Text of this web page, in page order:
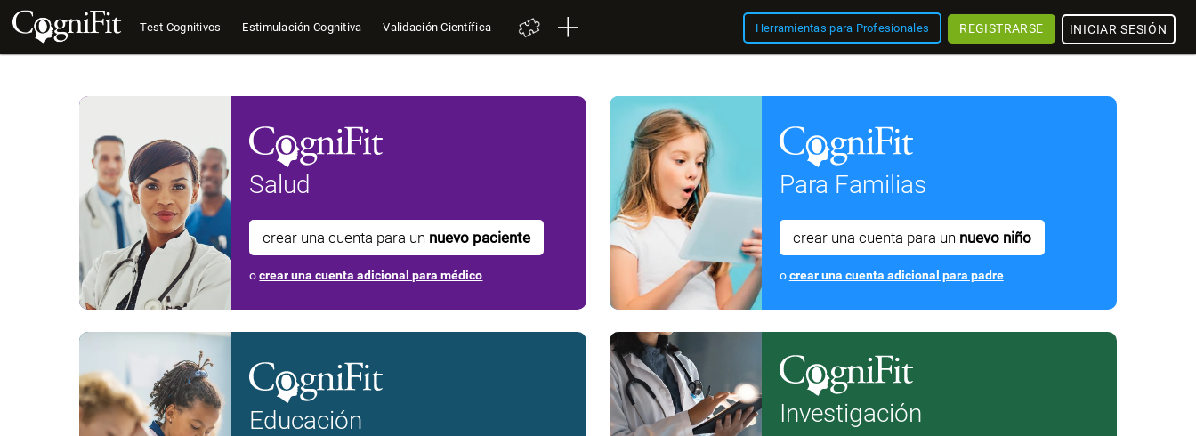
Test Cognitivos Estimulación Cognitiva Validación Científica Herramientas para Profesionales INICIAR SESIÓN
REGISTRARSE
Salud
crear una cuenta para un nuevo paciente
ocrear una cuenta adicional para médico
Para Familias
crear una cuenta para un nuevo niño
ocrear una cuenta adicional para padre
Educación Investigación